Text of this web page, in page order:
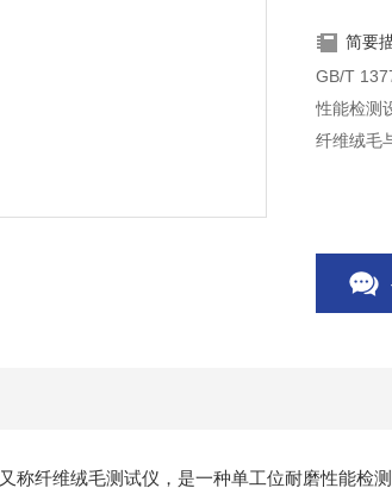
简要
GB/T
性能检测
纤维绒毛
又称纤维绒毛测试仪，是一种单工位耐磨性能检